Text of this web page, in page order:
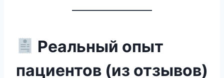
Реальный опыт
пациентов (из отзывов)